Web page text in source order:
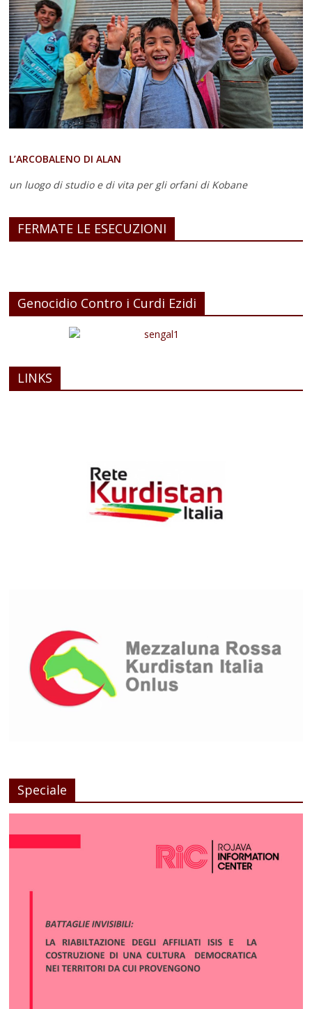
L’ARCOBALENO DI ALAN
un luogo di studio e di vita per gli orfani di Kobane
FERMATE LE ESECUZIONI
Genocidio Contro i Curdi Ezidi
LINKS
Speciale